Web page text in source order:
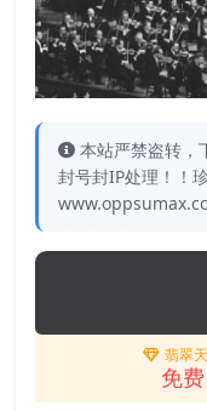
本站严禁盗转，
封号封IP处理！！
翡翠
免费